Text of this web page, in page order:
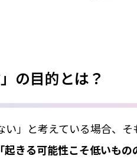
の目的とは？
い」と考えている場合、
きる可能性こそ低いも